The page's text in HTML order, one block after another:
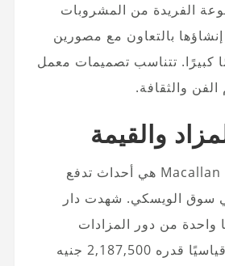
الفريدة من المشروبات
بالتعاون مع مصورين
كبيرًا. تتناسب تصميمات معمل
والثقافة.
والقيمة
مزادات زجاجات Macallan هي أحداث تدفع
سوق الويسكي. شهدت دار
واحدة من دور المزادات
الرئيسية، مبلغًا قياسيًا قدره 2,187,500 جنيه